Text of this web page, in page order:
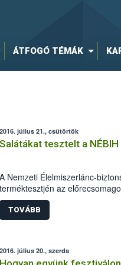
ÁTFOGÓ TÉMÁK
2016. július 21., csütörtök
Salátákat tesztelt a NÉBIH
A Nemzeti Élelmiszerlánc-
terméktesztjén az
összetevőjét, a jégsalátákat
terméket ellenőrzött a hatóság.
valamennyi megfelelő volt.
használata okán indul hatósági
TOVÁBB
2016. július 20., szerda